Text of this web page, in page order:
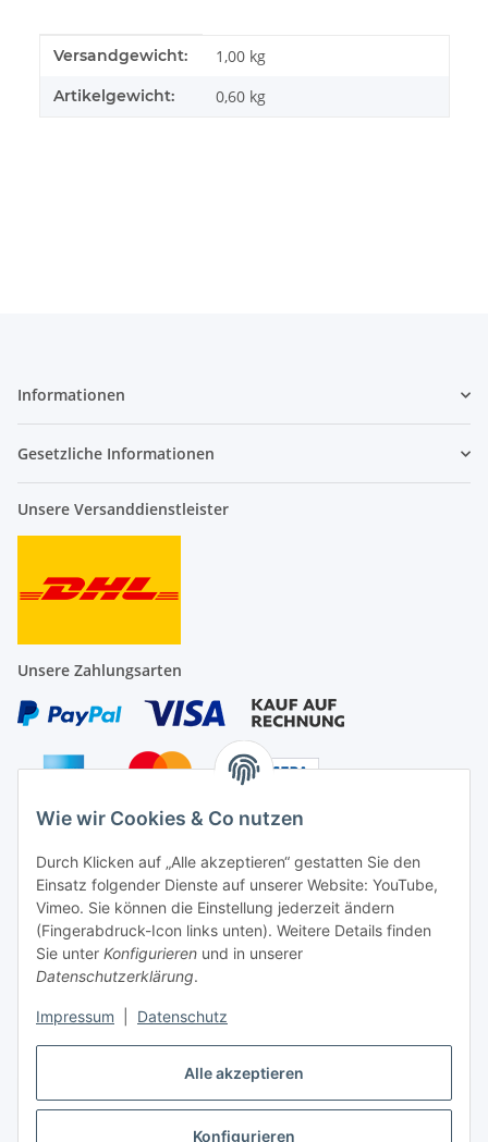
Alle akzeptieren
Konfigurieren
Wie wir Cookies & Co nutzen
Durch Klicken auf „Alle akzeptieren“ gestatten Sie den
Einsatz folgender Dienste auf unserer Website: YouTube,
Vimeo. Sie können die Einstellung jederzeit ändern
(Fingerabdruck-Icon links unten). Weitere Details finden
Sie unter Konfigurieren und in unserer
Datenschutzerklärung.
Impressum Datenschutz
Produkteigenschaft
Wert
Versandgewicht: 1,00 kg
Artikelgewicht: 0,60 kg
Informationen
Gesetzliche Informationen
Unsere Versanddienstleister
Unsere Zahlungsarten
Ein Partnershop der
Vertrag widerrufen